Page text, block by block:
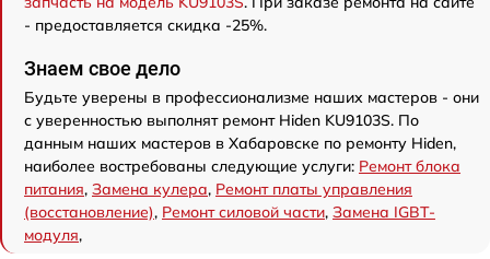
- предоставляется скидка -25%.
Знаем свое дело
Будьте уверены в профессионализме наших мастеров - они
с уверенностью выполнят ремонт Hiden KU9103S. По
данным наших мастеров в Хабаровске по ремонту Hiden,
наиболее востребованы следующие услуги: Ремонт блока
питания, Замена кулера, Ремонт платы управления
(восстановление), Ремонт силовой части, Замена IGBT-
модуля,